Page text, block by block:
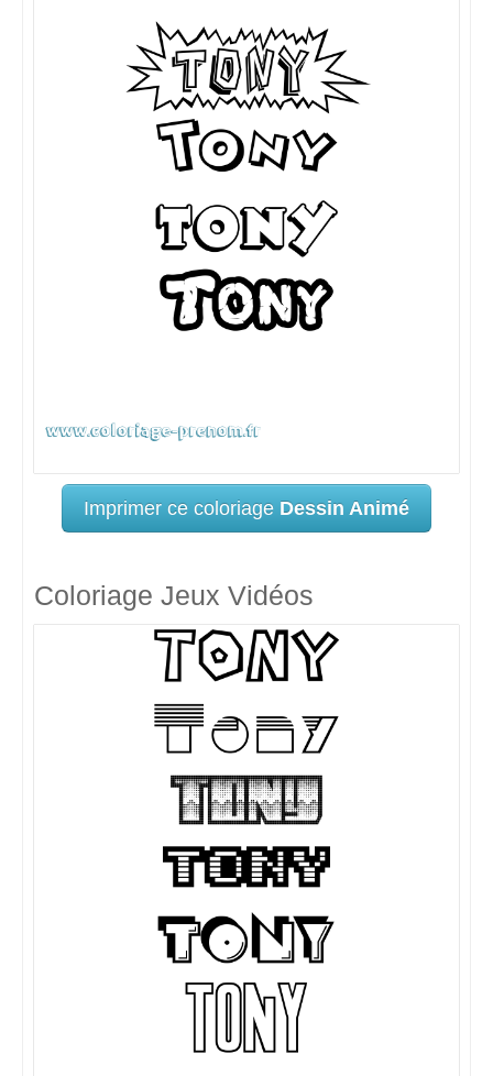
Imprimer ce coloriage Dessin Animé
Coloriage Jeux Vidéos